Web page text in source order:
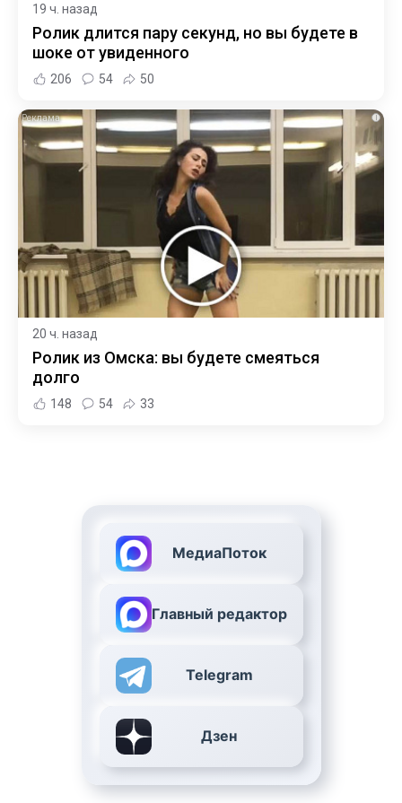
19 ч. назад
Ролик длится пару секунд, но вы будете в
шоке от увиденного
206 54 50
i
20 ч. назад
Ролик из Омска: вы будете смеяться
долго
148 54 33
МедиаПоток
Главный редактор
Telegram
Дзен